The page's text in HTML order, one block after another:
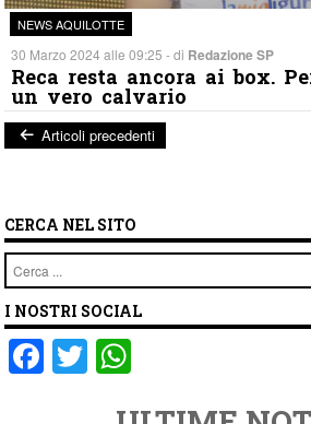
NEWS AQUILOTTE
30 Marzo 2024 alle 09:25 - di Redazione SP
Reca resta ancora ai box.
un vero calvario
Articoli precedenti
CERCA NEL SITO
Cerca
I NOSTRI SOCIAL
F T